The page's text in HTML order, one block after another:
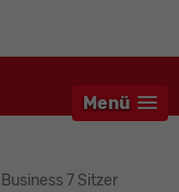
Menü
7 Sitzer